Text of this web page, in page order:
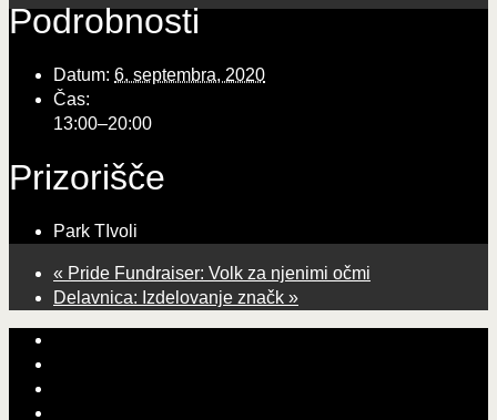
Podrobnosti
Datum: 6. septembra, 2020
Čas:
13:00–20:00
Prizorišče
Park TIvoli
« Pride Fundraiser: Volk za njenimi očmi
Delavnica: Izdelovanje značk »